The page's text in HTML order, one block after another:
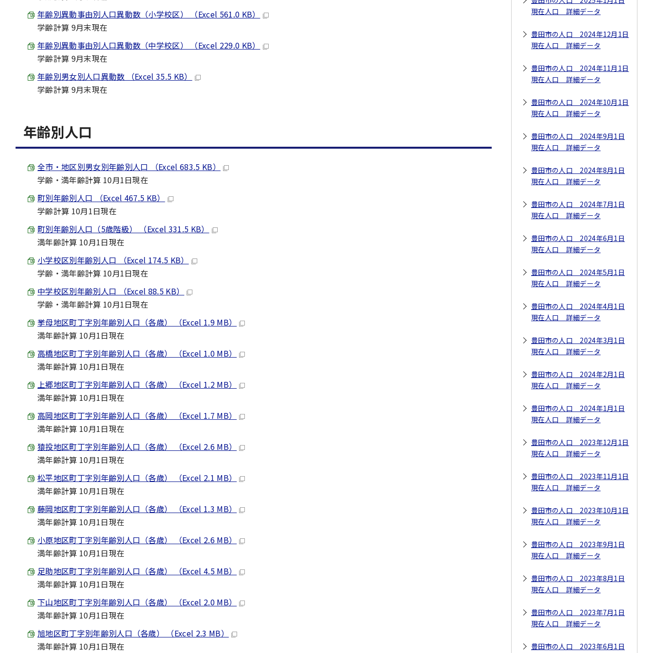
年齢別異動事由別人口異動数（小学校区） （Excel 561.0 KB）
学齢計算 9月末現在
年齢別異動事由別人口異動数（中学校区） （Excel 229.0 KB）
学齢計算 9月末現在
年齢別男女別人口異動数 （Excel 35.5 KB）
学齢計算 9月末現在
年齢別人口
全市・地区別男女別年齢別人口 （Excel 683.5 KB）
学齢・満年齢計算 10月1日現在
町別年齢別人口 （Excel 467.5 KB）
学齢計算 10月1日現在
町別年齢別人口（5歳階級） （Excel 331.5 KB）
満年齢計算 10月1日現在
小学校区別年齢別人口 （Excel 174.5 KB）
学齢・満年齢計算 10月1日現在
中学校区別年齢別人口 （Excel 88.5 KB）
学齢・満年齢計算 10月1日現在
挙母地区町丁字別年齢別人口（各歳） （Excel 1.9 MB）
満年齢計算 10月1日現在
高橋地区町丁字別年齢別人口（各歳） （Excel 1.0 MB）
満年齢計算 10月1日現在
上郷地区町丁字別年齢別人口（各歳） （Excel 1.2 MB）
満年齢計算 10月1日現在
高岡地区町丁字別年齢別人口（各歳） （Excel 1.7 MB）
満年齢計算 10月1日現在
猿投地区町丁字別年齢別人口（各歳） （Excel 2.6 MB）
満年齢計算 10月1日現在
松平地区町丁字別年齢別人口（各歳） （Excel 2.1 MB）
満年齢計算 10月1日現在
藤岡地区町丁字別年齢別人口（各歳） （Excel 1.3 MB）
満年齢計算 10月1日現在
小原地区町丁字別年齢別人口（各歳） （Excel 2.6 MB）
満年齢計算 10月1日現在
足助地区町丁字別年齢別人口（各歳） （Excel 4.5 MB）
満年齢計算 10月1日現在
下山地区町丁字別年齢別人口（各歳） （Excel 2.0 MB）
満年齢計算 10月1日現在
旭地区町丁字別年齢別人口（各歳） （Excel 2.3 MB）
満年齢計算 10月1日現在
現在人口 詳細データ
豊田市の人口 2024年12月1日
現在人口 詳細データ
豊田市の人口 2024年11月1日
現在人口 詳細データ
豊田市の人口 2024年10月1日
現在人口 詳細データ
豊田市の人口 2024年9月1日
現在人口 詳細データ
豊田市の人口 2024年8月1日
現在人口 詳細データ
豊田市の人口 2024年7月1日
現在人口 詳細データ
豊田市の人口 2024年6月1日
現在人口 詳細データ
豊田市の人口 2024年5月1日
現在人口 詳細データ
豊田市の人口 2024年4月1日
現在人口 詳細データ
豊田市の人口 2024年3月1日
現在人口 詳細データ
豊田市の人口 2024年2月1日
現在人口 詳細データ
豊田市の人口 2024年1月1日
現在人口 詳細データ
豊田市の人口 2023年12月1日
現在人口 詳細データ
豊田市の人口 2023年11月1日
現在人口 詳細データ
豊田市の人口 2023年10月1日
現在人口 詳細データ
豊田市の人口 2023年9月1日
現在人口 詳細データ
豊田市の人口 2023年8月1日
現在人口 詳細データ
豊田市の人口 2023年7月1日
現在人口 詳細データ
豊田市の人口 2023年6月1日